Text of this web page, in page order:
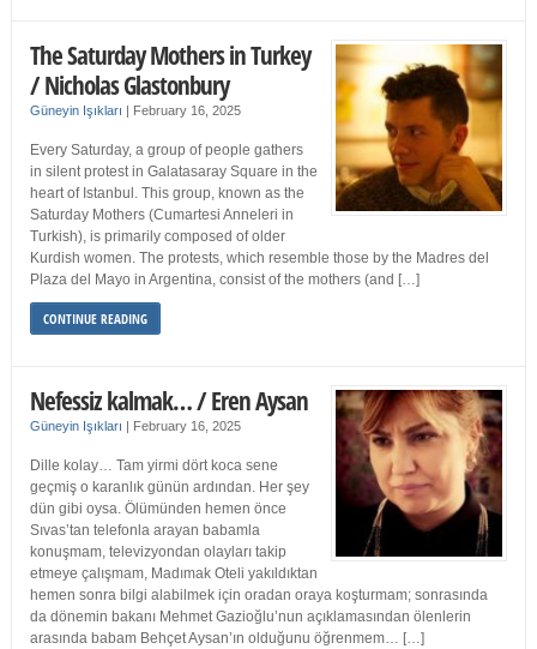
The Saturday Mothers in Turkey
/ Nicholas Glastonbury
Güneyin Işıkları | February 16, 2025
Every Saturday, a group of people gathers
in silent protest in Galatasaray Square in the
heart of Istanbul. This group, known as the
Saturday Mothers (Cumartesi Anneleri in
Turkish), is primarily composed of older
Kurdish women. The protests, which resemble those by the Madres del
Plaza del Mayo in Argentina, consist of the mothers (and […]
CONTINUE READING
Nefessiz kalmak… / Eren Aysan
Güneyin Işıkları | February 16, 2025
Dille kolay… Tam yirmi dört koca sene
geçmiş o karanlık günün ardından. Her şey
dün gibi oysa. Ölümünden hemen önce
Sıvas’tan telefonla arayan babamla
konuşmam, televizyondan olayları takip
etmeye çalışmam, Madımak Oteli yakıldıktan
hemen sonra bilgi alabilmek için oradan oraya koşturmam; sonrasında
da dönemin bakanı Mehmet Gazioğlu’nun açıklamasından ölenlerin
arasında babam Behçet Aysan’ın olduğunu öğrenmem… […]